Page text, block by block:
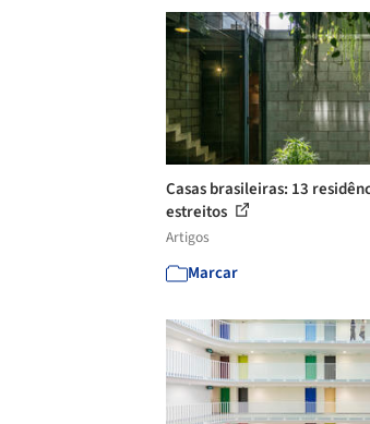
Casas brasileiras: 13
estreitos
Artigos
Marcar